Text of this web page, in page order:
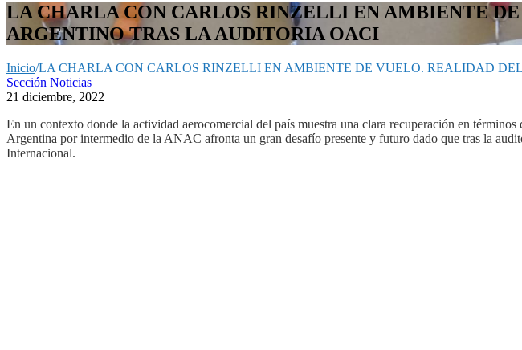
LA CHARLA CON CARLOS RINZELLI EN AMBIENTE
ARGENTINO TRAS LA AUDITORIA OACI
Inicio/LA CHARLA CON CARLOS RINZELLI EN AMBIENTE DE VUELO. REALIDAD
Sección Noticias |
21 diciembre, 2022
En un contexto donde la actividad aerocomercial del país muestra una clara recuperación en
Argentina por intermedio de la ANAC afronta un gran desafío presente y futuro dado que tras la
Internacional.